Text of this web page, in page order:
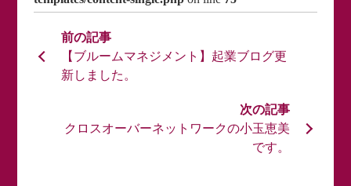
【ブルームマネジメント】起業ブログ更
新しました。
クロスオーバーネットワークの小玉恵美
です。